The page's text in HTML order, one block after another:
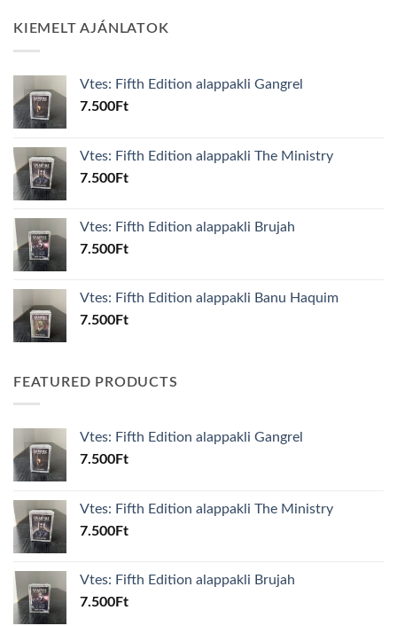
KIEMELT AJÁNLATOK
Vtes: Fifth Edition alappakli Gangrel
7.500Ft
Vtes: Fifth Edition alappakli The Ministry
7.500Ft
Vtes: Fifth Edition alappakli Brujah
7.500Ft
Vtes: Fifth Edition alappakli Banu Haquim
7.500Ft
FEATURED PRODUCTS
Vtes: Fifth Edition alappakli Gangrel
7.500Ft
Vtes: Fifth Edition alappakli The Ministry
7.500Ft
Vtes: Fifth Edition alappakli Brujah
7.500Ft